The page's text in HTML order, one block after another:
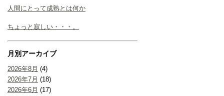
人間にとって成熟とは何か
ちょっと寂しい・・・。
月別アーカイブ
2026年8月 (4)
2026年7月 (18)
2026年6月 (17)